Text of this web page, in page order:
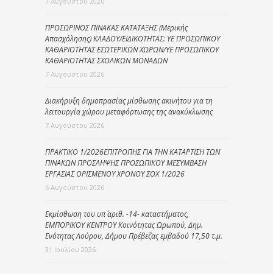
ΠΡΟΣΩΡΙΝΟΣ ΠΙΝΑΚΑΣ ΚΑΤΑΤΑΞΗΣ (Μερικής
Απασχόλησης) ΚΛΑΔΟΥ/ΕΙΔΙΚΟΤΗΤΑΣ: ΥΕ ΠΡΟΣΩΠΙΚΟΥ
ΚΑΘΑΡΙΟΤΗΤΑΣ ΕΣΩΤΕΡΙΚΩΝ ΧΩΡΩΝ/ΥΕ ΠΡΟΣΩΠΙΚΟΥ
ΚΑΘΑΡΙΟΤΗΤΑΣ ΣΧΟΛΙΚΩΝ ΜΟΝΑΔΩΝ
7 Αυγούστου 2026
Διακήρυξη δημοπρασίας μίσθωσης ακινήτου για τη
λειτουργία χώρου μεταφόρτωσης της ανακύκλωσης
7 Αυγούστου 2026
ΠΡΑΚΤΙΚΟ 1/2026ΕΠΙΤΡΟΠΗΣ ΓΙΑ ΤΗΝ ΚΑΤΑΡΤΙΣΗ ΤΩΝ
ΠΙΝΑΚΩΝ ΠΡΟΣΛΗΨΗΣ ΠΡΟΣΩΠΙΚΟΥ ΜΕΣΥΜΒΑΣΗ
ΕΡΓΑΣΙΑΣ ΟΡΙΣΜΕΝΟΥ ΧΡΟΝΟΥ ΣΟΧ 1/2026
6 Αυγούστου 2026
Εκμίσθωση του υπ΄ αριθ. -14- καταστήματος,
ΕΜΠΟΡΙΚΟΥ ΚΕΝΤΡΟΥ Κοινότητας Ωρωπού, Δημ.
Ενότητας Λούρου, Δήμου Πρέβεζας εμβαδού 17,50 τ.μ.
31 Ιουλίου 2026